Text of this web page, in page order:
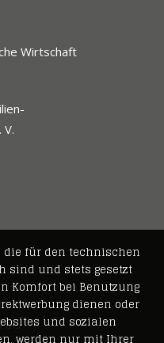
Wirtschaft
bis
die für den technischen
sind und stets gesetzt
Komfort bei Benutzung
dienen oder
und sozialen